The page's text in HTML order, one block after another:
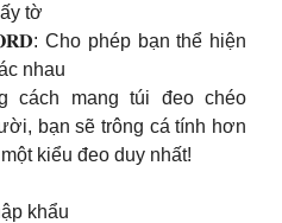
tờ
Cho phép bạn thể hiện
nhau
cách mang túi đeo chéo
bạn sẽ trông cá tính hơn
kiểu đeo duy nhất!
khẩu